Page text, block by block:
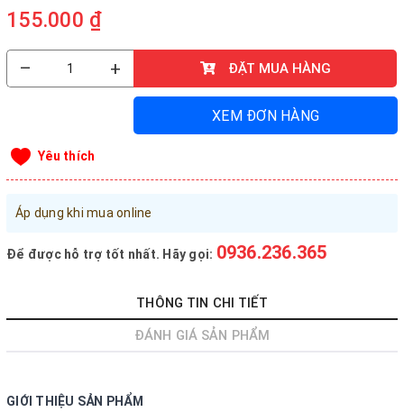
Đăng nhập tài khoản
Đăng ký tài khoản
Sản phẩm yêu thích
LIÊN HỆ - HỖ TRỢ KHÁCH HÀNG
Hướng dẫn thanh toán
Chính sách vận chuyển, Bảo hành, Bảo mật thông tin
155.000 ₫
– + ĐẶT MUA HÀNG
XEM ĐƠN HÀNG
Yêu thích
Áp dụng khi mua online
Để được hỗ trợ tốt nhất. Hãy gọi: 0936.236.365
THÔNG TIN CHI TIẾT
ĐÁNH GIÁ SẢN PHẨM
GIỚI THIỆU SẢN PHẨM